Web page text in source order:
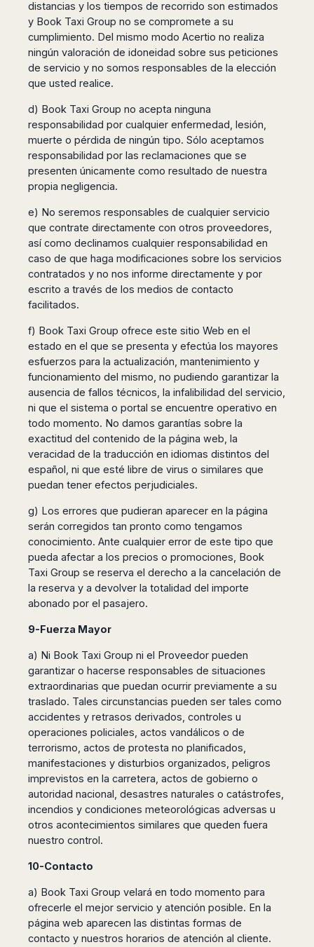
distancias y los tiempos de recorrido son estimados
y Book Taxi Group no se compromete a su
cumplimiento. Del mismo modo Acertio no realiza
ningún valoración de idoneidad sobre sus peticiones
de servicio y no somos responsables de la elección
que usted realice.
d) Book Taxi Group no acepta ninguna
responsabilidad por cualquier enfermedad, lesión,
muerte o pérdida de ningún tipo. Sólo aceptamos
responsabilidad por las reclamaciones que se
presenten únicamente como resultado de nuestra
propia negligencia.
e) No seremos responsables de cualquier servicio
que contrate directamente con otros proveedores,
así como declinamos cualquier responsabilidad en
caso de que haga modificaciones sobre los servicios
contratados y no nos informe directamente y por
escrito a través de los medios de contacto
facilitados.
f) Book Taxi Group ofrece este sitio Web en el
estado en el que se presenta y efectúa los mayores
esfuerzos para la actualización, mantenimiento y
funcionamiento del mismo, no pudiendo garantizar la
ausencia de fallos técnicos, la infalibilidad del servicio,
ni que el sistema o portal se encuentre operativo en
todo momento. No damos garantías sobre la
exactitud del contenido de la página web, la
veracidad de la traducción en idiomas distintos del
español, ni que esté libre de virus o similares que
puedan tener efectos perjudiciales.
g) Los errores que pudieran aparecer en la página
serán corregidos tan pronto como tengamos
conocimiento. Ante cualquier error de este tipo que
pueda afectar a los precios o promociones, Book
Taxi Group se reserva el derecho a la cancelación de
la reserva y a devolver la totalidad del importe
abonado por el pasajero.
9-Fuerza Mayor
a) Ni Book Taxi Group ni el Proveedor pueden
garantizar o hacerse responsables de situaciones
extraordinarias que puedan ocurrir previamente a su
traslado. Tales circunstancias pueden ser tales como
accidentes y retrasos derivados, controles u
operaciones policiales, actos vandálicos o de
terrorismo, actos de protesta no planificados,
manifestaciones y disturbios organizados, peligros
imprevistos en la carretera, actos de gobierno o
autoridad nacional, desastres naturales o catástrofes,
incendios y condiciones meteorológicas adversas u
otros acontecimientos similares que queden fuera
nuestro control.
10-Contacto
a) Book Taxi Group velará en todo momento para
ofrecerle el mejor servicio y atención posible. En la
página web aparecen las distintas formas de
contacto y nuestros horarios de atención al cliente.